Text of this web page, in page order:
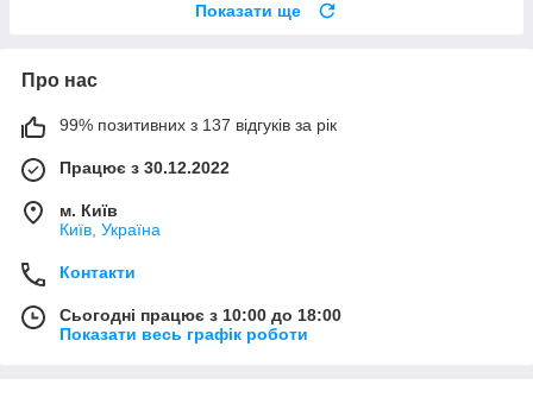
Показати ще
Про нас
99% позитивних з 137 відгуків за рік
Працює з 30.12.2022
м. Київ
Київ, Україна
Контакти
Сьогодні працює з 10:00 до 18:00
Показати весь графік роботи